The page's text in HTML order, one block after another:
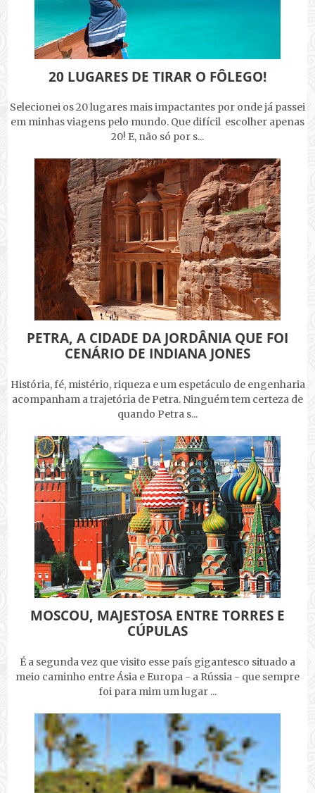
20 LUGARES DE TIRAR O FÔLEGO!
Selecionei os 20 lugares mais impactantes por onde já passei
em minhas viagens pelo mundo. Que difícil escolher apenas
20! E, não só por s...
PETRA, A CIDADE DA JORDÂNIA QUE FOI
CENÁRIO DE INDIANA JONES
História, fé, mistério, riqueza e um espetáculo de engenharia
acompanham a trajetória de Petra. Ninguém tem certeza de
quando Petra s...
MOSCOU, MAJESTOSA ENTRE TORRES E
CÚPULAS
É a segunda vez que visito esse país gigantesco situado a
meio caminho entre Ásia e Europa - a Rússia - que sempre
foi para mim um lugar ...